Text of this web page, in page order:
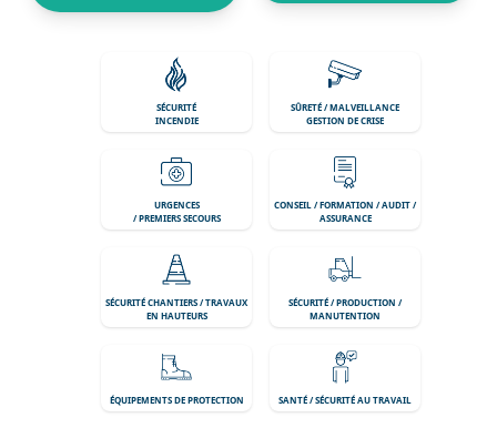
SÉCURITÉ
INCENDIE
SÛRETÉ / MALVEILLANCE
GESTION DE CRISE
URGENCES
/ PREMIERS SECOURS
CONSEIL / FORMATION / AUDIT /
ASSURANCE
SÉCURITÉ CHANTIERS / TRAVAUX
EN HAUTEURS
SÉCURITÉ / PRODUCTION /
MANUTENTION
ÉQUIPEMENTS DE PROTECTION SANTÉ / SÉCURITÉ AU TRAVAIL